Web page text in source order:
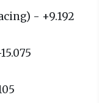
- +9.192